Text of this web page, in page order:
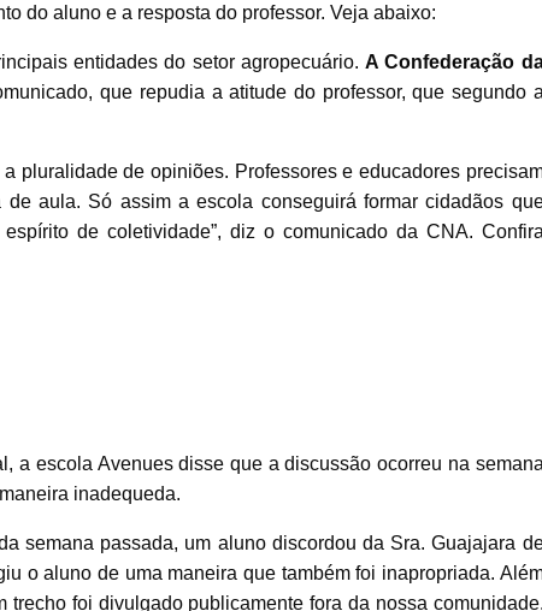
do aluno e a resposta do professor. Veja abaixo:
entidades do setor agropecuário.A Confederação
que repudia a atitude do professor, que segundo a
pluralidade de opiniões. Professores e educadores
aula. Só assim a escola conseguirá formar cidadãos
de coletividade”, diz o comunicado da CNA. Confira
a escola Avenues disse que a discussão ocorreu na semana
inadequeda.
semana passada, um aluno discordou da Sra. Guajajara
o aluno de uma maneira que também foi inapropriada.
foi divulgado publicamente fora da nossa comunidade.